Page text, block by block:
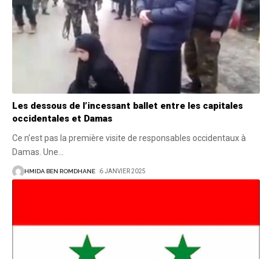
Les dessous de l’incessant ballet entre les capitales
occidentales et Damas
Ce n’est pas la première visite de responsables occidentaux à
Damas. Une
HMIDA BEN ROMDHANE 6 JANVIER 2025